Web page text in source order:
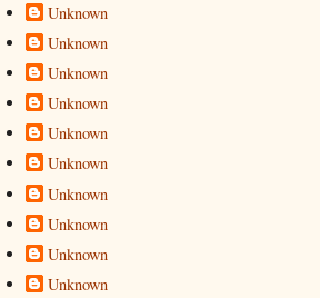
Unknown
Unknown
Unknown
Unknown
Unknown
Unknown
Unknown
Unknown
Unknown
Unknown